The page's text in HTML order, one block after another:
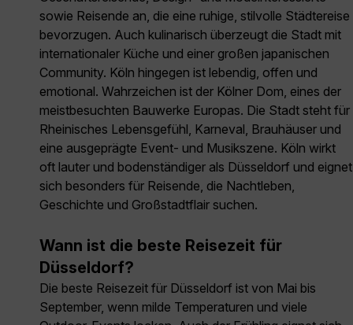
sowie Reisende an, die eine ruhige, stilvolle Städtereise
bevorzugen. Auch kulinarisch überzeugt die Stadt mit
internationaler Küche und einer großen japanischen
Community. Köln hingegen ist lebendig, offen und
emotional. Wahrzeichen ist der Kölner Dom, eines der
meistbesuchten Bauwerke Europas. Die Stadt steht für
Rheinisches Lebensgefühl, Karneval, Brauhäuser und
eine ausgeprägte Event- und Musikszene. Köln wirkt
oft lauter und bodenständiger als Düsseldorf und eignet
sich besonders für Reisende, die Nachtleben,
Geschichte und Großstadtflair suchen.
Wann ist die beste Reisezeit für
Düsseldorf?
Die beste Reisezeit für Düsseldorf ist von Mai bis
September, wenn milde Temperaturen und viele